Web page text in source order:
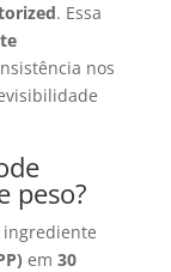
. Essa
nos
peso?
ingrediente
em 30